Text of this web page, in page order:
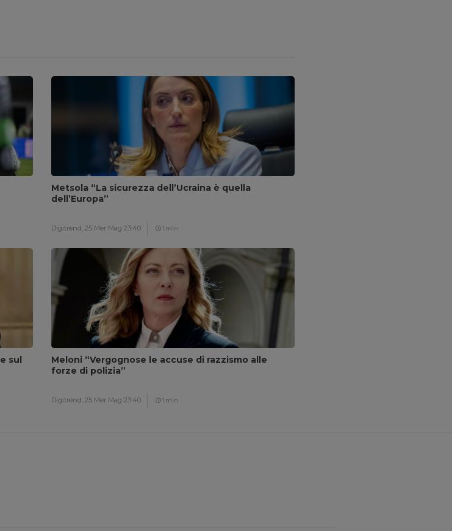
Metsola “La sicurezza dell’Ucraina è quella
dell’Europa”
Digitrend, 25 Mer Mag 23:40 1 min
sul
Meloni “Vergognose le accuse di razzismo alle
forze di polizia”
Digitrend, 25 Mer Mag 23:40 1 min